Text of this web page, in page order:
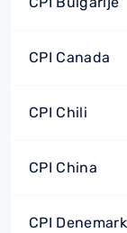
CPI Canada
CPI Chili
CPI China
CPI